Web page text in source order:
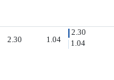
2.30 1.04
2.30
1.04